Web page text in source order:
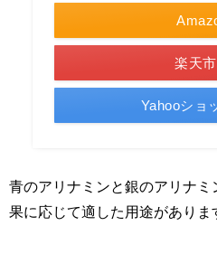
楽天
Yahooショ
青のアリナミンと銀のアリナ
果に応じて適した用途がありま